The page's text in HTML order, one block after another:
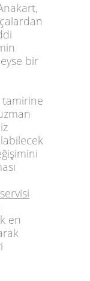
bir
tamirine
en